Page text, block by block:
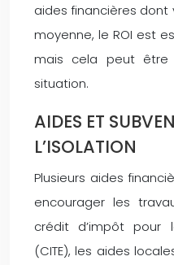
aides financières dont
moyenne, le ROI est
mais cela peut être
situation.
AIDES ET
L’ISOLATION
Plusieurs aides
encourager les
crédit d’impôt pour
(CITE), les aides